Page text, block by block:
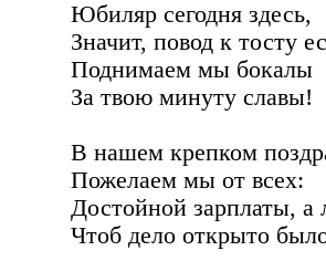
Юбиляр сегодня здесь,
Значит, повод к тосту
Поднимаем мы бокалы
За твою минуту славы!
В нашем крепком
Пожелаем мы от всех:
Достойной зарплаты,
Чтоб дело открыто